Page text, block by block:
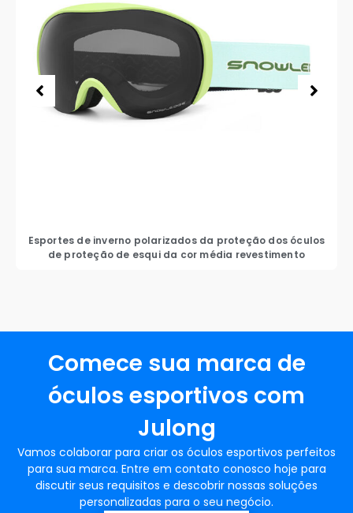
Esportes de inverno polarizados da proteção dos óculos
de proteção de esqui da cor média revestimento
Comece sua marca de
óculos esportivos com
Julong
Vamos colaborar para criar os óculos esportivos perfeitos
para sua marca. Entre em contato conosco hoje para
discutir seus requisitos e descobrir nossas soluções
personalizadas para o seu negócio.